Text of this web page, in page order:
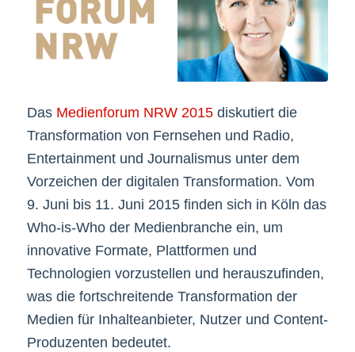
Das Medienforum NRW 2015diskutiert die
Transformation von Fernsehen und Radio,
Entertainment und Journalismus unter dem
Vorzeichen der digitalen Transformation. Vom
9. Juni bis 11. Juni 2015 finden sich in Köln das
Who-is-Who der Medienbranche ein, um
innovative Formate, Plattformen und
Technologien vorzustellen und herauszufinden,
was die fortschreitende Transformation der
Medien für Inhalteanbieter, Nutzer und Content-
Produzenten bedeutet.